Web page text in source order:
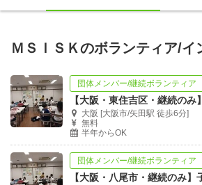
ＭＳＩＳＫのボランティア/イ
団体メンバー/継続ボランティア
大阪 [大阪市/矢田駅 徒歩6分]
無料
半年からOK
団体メンバー/継続ボランティア